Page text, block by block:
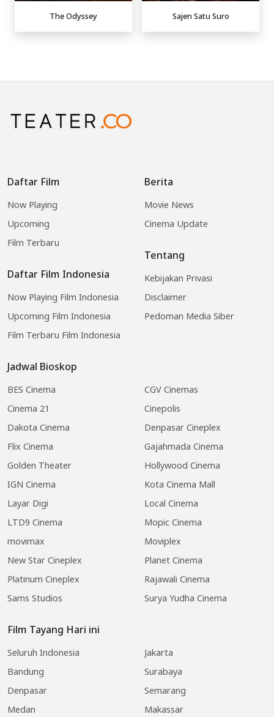
The Odyssey Sajen Satu Suro
Daftar Film
Now Playing
Upcoming
Film Terbaru
Daftar Film Indonesia
Now Playing Film Indonesia
Upcoming Film Indonesia
Film Terbaru Film Indonesia
Jadwal Bioskop
BES Cinema
CGV Cinemas
Cinema 21
Cinepolis
Dakota Cinema
Denpasar Cineplex
Flix Cinema
Gajahmada Cinema
Golden Theater
Hollywood Cinema
IGN Cinema
Kota Cinema Mall
Layar Digi
Local Cinema
LTD9 Cinema
Mopic Cinema
movimax
Moviplex
New Star Cineplex
Planet Cinema
Platinum Cineplex
Rajawali Cinema
Sams Studios
Surya Yudha Cinema
Film Tayang Hari ini
Seluruh Indonesia
Jakarta
Bandung
Surabaya
Denpasar
Semarang
Medan
Makassar
Berita
Movie News
Cinema Update
Tentang
Kebijakan Privasi
Disclaimer
Pedoman Media Siber